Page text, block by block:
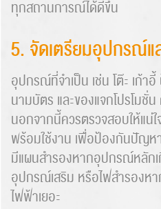
ทุกสถานการณ์ได้ดีขึ้น
5. จัดเตรียมอุปกรณ์
อุปกรณ์ที่จำเป็น เช่น โต๊ะ เก้า
นามบัตร และของแจกโปรโมชั่
นอกจากนี้ควรตรวจสอบให้แน่
พร้อมใช้งาน เพื่อป้องกันปัญห
มีแผนสำรองหากอุปกรณ์หลักเ
อุปกรณ์เสริม หรือไฟสำรองห
ไฟฟ้าเยอะ